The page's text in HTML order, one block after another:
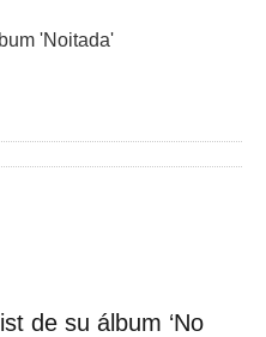
'Noitada'
de su álbum ‘No